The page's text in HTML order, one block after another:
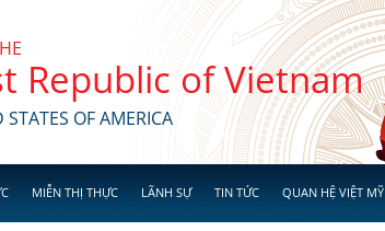
Republic of Vietnam
OF AMERICA
MIỄN THỊ THỰC LÃNH SỰ TIN TỨC QUAN HỆ VIỆT MỸ